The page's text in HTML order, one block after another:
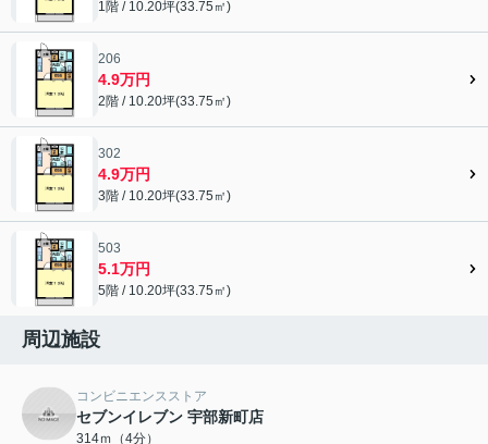
1階 / 10.20坪(33.75㎡)
206
4.9万円
2階 / 10.20坪(33.75㎡)
302
4.9万円
3階 / 10.20坪(33.75㎡)
503
5.1万円
5階 / 10.20坪(33.75㎡)
周辺施設
コンビニエンスストア
セブンイレブン 宇部新町店
314ｍ（4分）